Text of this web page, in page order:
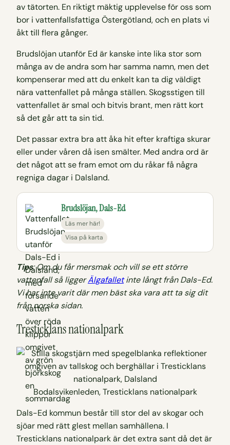
av tätorten. En riktigt mäktig upplevelse för oss som
bor i vattenfallsfattiga Östergötland, och en plats vi
åkt till flera gånger.
Brudslöjan utanför Ed är kanske inte lika stor som
många av de andra som har samma namn, men det
kompenserar med att du enkelt kan ta dig väldigt
nära vattenfallet på många ställen. Skogsstigen till
vattenfallet är smal och bitvis brant, men rätt kort
så det går att ta sin tid.
Det passar extra bra att åka hit efter kraftiga skurar
eller under våren då isen smälter. Med andra ord är
det något att se fram emot om du råkar få några
regniga dagar i Dalsland.
Brudslöjan, Dals-Ed
Läs mer här!
Visa på karta
Tips: Om du får mersmak och vill se ett större
vattenfall så liggerÄlgafalletinte långt från Dals-Ed.
Vi har inte varit där men bäst ska vara att ta sig dit
från norska sidan.
Tresticklans nationalpark
Bodalsvikenleden, Tresticklans nationalpark
Dals-Ed kommun består till stor del av skogar och
sjöar med rätt glest mellan samhällena. I
Tresticklans nationalpark är det extra sant då det är